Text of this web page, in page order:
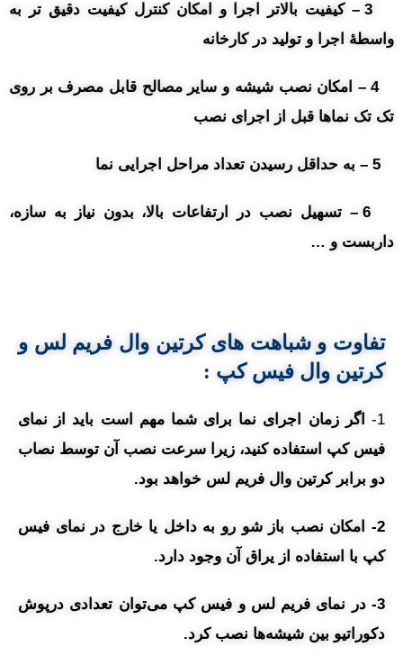
3 – کیفیت بالاتر اجرا و امکان کنترل کیفیت دقیق تر به
واسطۀ اجرا و تولید در کارخانه
4 – امکان نصب شیشه و سایر مصالح قابل مصرف بر روی
تک تک نماها قبل از اجرای نصب
6 – تسهیل نصب در ارتفاعات بالا، بدون نیاز به سازه،
داربست و …
تفاوت و شباهت های کرتین وال فریم لس و
کرتین وال فیس کپ :
1-
اگر زمان اجرای نما برای شما مهم است باید از نمای
فیس کپ استفاده کنید، زیرا سرعت نصب آن توسط نصاب
دو برابر کرتین وال فریم لس خواهد بود.
2- امکان نصب باز شو رو به داخل یا خارج در نمای فیس
کپ با استفاده از یراق آن وجود دارد.
3- در نمای فریم لس و فیس کپ می‌توان تعدادی درپوش
دکوراتیو بین شیشه‌ها نصب کرد.